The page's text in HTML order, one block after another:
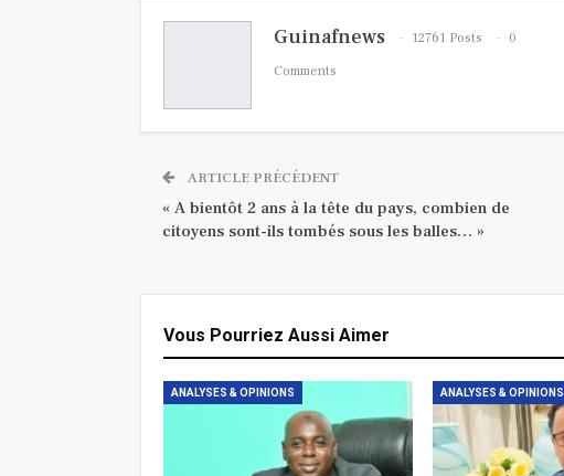
Guinafnews 12761 Posts
0
Comments
ARTICLE PRÉCÉDENT
« A bientôt 2 ans à la tête du pays, combien de
citoyens sont-ils tombés sous les balles… »
Vous Pourriez Aussi Aimer
ANALYSES & OPINIONS ANALYSES & OPINIONS